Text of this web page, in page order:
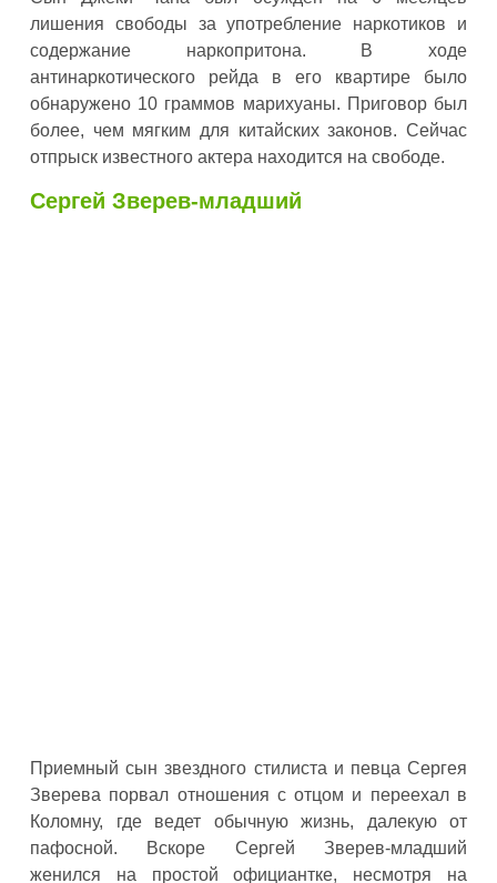
лишения свободы за употребление наркотиков и
содержание наркопритона. В ходе
антинаркотического рейда в его квартире было
обнаружено 10 граммов марихуаны. Приговор был
более, чем мягким для китайских законов. Сейчас
отпрыск известного актера находится на свободе.
Сергей Зверев-младший
Приемный сын звездного стилиста и певца Сергея
Зверева порвал отношения с отцом и переехал в
Коломну, где ведет обычную жизнь, далекую от
пафосной. Вскоре Сергей Зверев-младший
женился на простой официантке, несмотря на